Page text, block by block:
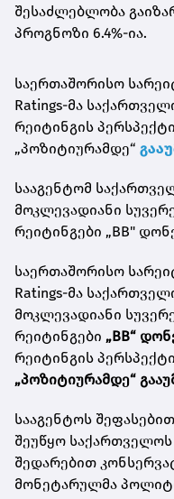
შესაძლებლობა
პროგნოზი 6.4%-ია.
საერთაშორისო
Ratings-მა
რეიტინგის
„პოზიტიურამდე“
სააგენტომ
მოკლევადიანი
რეიტინგები „BB"
საერთაშორისო
Ratings-მა
მოკლევადიანი
რეიტინგები „BB“
რეიტინგის
„პოზიტიურამდე“
სააგენტოს
შეუწყო
შედარებით
მონეტარულმა